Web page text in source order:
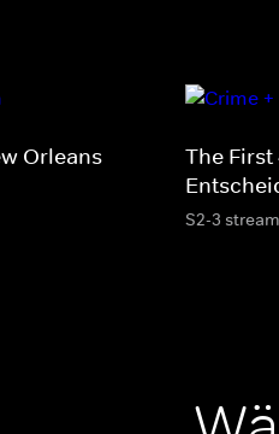
Orleans
The
S2-3